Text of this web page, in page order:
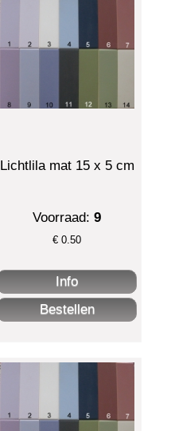
Lichtlila mat 15 x 5 cm
Voorraad:9
€0.50